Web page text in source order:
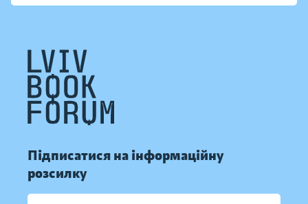
Підписатися на інформаційну
розсилку